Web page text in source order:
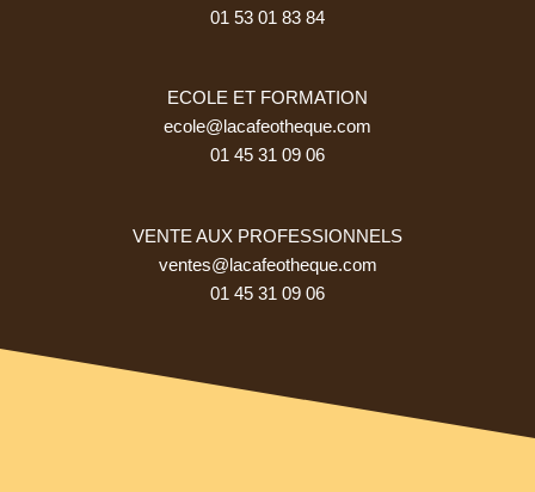
01 53 01 83 84
ECOLE ET FORMATION
ecole@lacafeotheque.com
01 45 31 09 06
VENTE AUX PROFESSIONNELS
ventes@lacafeotheque.com
01 45 31 09 06